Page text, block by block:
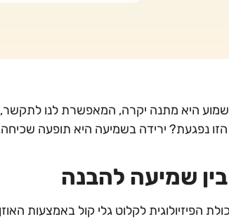
היא מתנה יקרה, המאפשרת לנו לתקשר,
נפגעת? ירידה בשמיעה היא תופעה
שמיעה להבנה
הפיזיולוגית לקלוט גלי קול באמצעות